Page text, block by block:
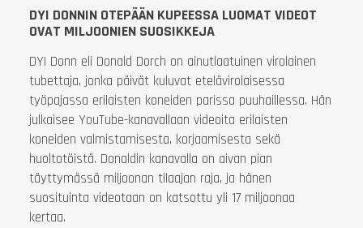
DYI DONNIN OTEPÄÄN KUPEESSA LUOMAT VIDEOT
OVAT MILJOONIEN SUOSIKKEJA
DYI Donn eli Donald Dorch on ainutlaatuinen virolainen
tubettaja, jonka päivät kuluvat etelävirolaisessa
työpajassa erilaisten koneiden parissa puuhaillessa. Hän
julkaisee YouTube-kanavallaan videoita erilaisten
koneiden valmistamisesta, korjaamisesta sekä
huoltotöistä. Donaldin kanavalla on aivan pian
täyttymässä miljoonan tilaajan raja, ja hänen
suosituinta videotaan on katsottu yli 17 miljoonaa
kertaa.